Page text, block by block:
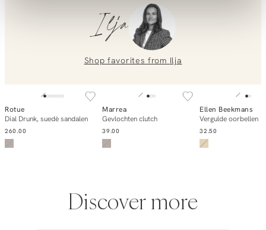
Ilja
Shop favorites from Ilja
Notify me
Rotue
Dial Drunk, suedè sandalen
260.00
Notify me
Marrea
Gevlochten clutch
39.00
Notify
Ellen Beekmans
Vergulde oorbellen
32.50
Discover more